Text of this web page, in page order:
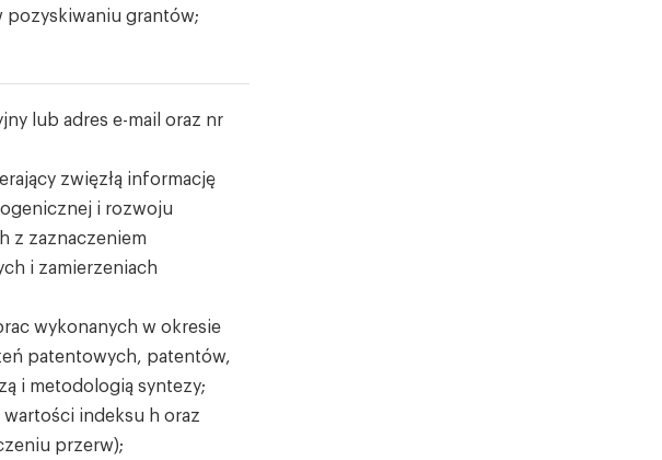
pozyskiwaniu grantów;
lub adres e-mail oraz nr
zwięzłą informację
i rozwoju
z zaznaczeniem
i zamierzeniach
wykonanych w okresie
patentowych, patentów,
i metodologią syntezy;
indeksu h oraz
przerw);